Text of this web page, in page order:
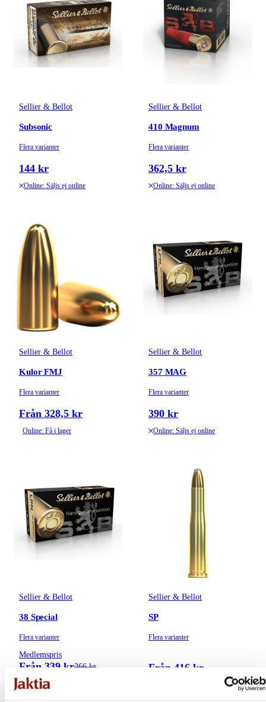
Sellier & Bellot
Subsonic
Flera varianter
144 kr
Online: Säljs ej online
Sellier & Bellot
410 Magnum
Flera varianter
362,5 kr
Online: Säljs ej online
Sellier & Bellot
Kulor FMJ
Flera varianter
Från 328,5 kr
Online: Få i lager
Sellier & Bellot
357 MAG
Flera varianter
390 kr
Online: Säljs ej online
Sellier & Bellot
38 Special
Flera varianter
Medlemspris
Från 339 kr366 kr
Online: Säljs ej online
Sellier & Bellot
SP
Flera varianter
Från 416 kr